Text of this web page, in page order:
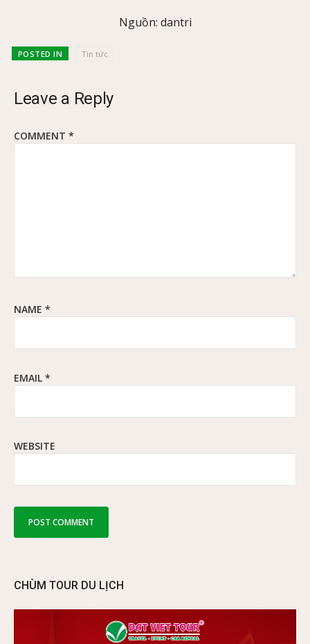
Nguồn: dantri
POSTED IN Tin tức
Leave a Reply
COMMENT *
NAME *
EMAIL *
WEBSITE
CHÙM TOUR DU LỊCH